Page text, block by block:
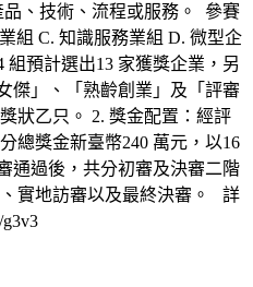
、技術、流程或服務。 參賽
組 C. 知識服務業組 D. 微型企
預計選出13 家獲獎企業，另
傑」、「熟齡創業」及「評審
狀乙只。 2. 獎金配置：經評
總獎金新臺幣240 萬元，以16
通過後，共分初審及決審二階
實地訪審以及最終決審。 詳